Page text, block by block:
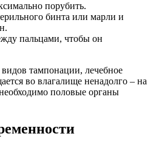
порубить.
бинта или марли и
пальцами, чтобы он
тампонации, лечебное
во влагалище ненадолго – на
половые органы